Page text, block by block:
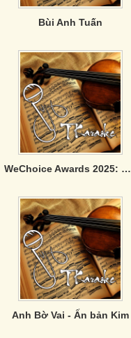
Bùi Anh Tuấn
WeChoice Awards 2025: Viết Tiếp Câu Chuyện Việt Nam
Anh Bờ Vai - Ấn bản Kim